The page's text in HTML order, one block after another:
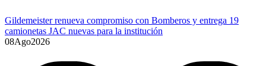
Disfraces, legos y Bluey: las búsquedas que dominan el delivery
para el Día del Niño
08Ago2026